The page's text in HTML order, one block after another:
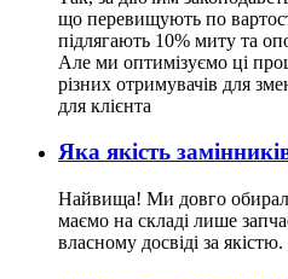
що перевищують по
підлягають 10% миту та
Але ми оптимізуємо ці
різних отримувачів для
для клієнта
Яка якість
Найвища! Ми довго
маємо на складі лише
власному досвіді за якістю.